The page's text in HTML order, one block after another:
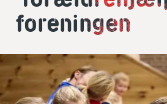
foreningen